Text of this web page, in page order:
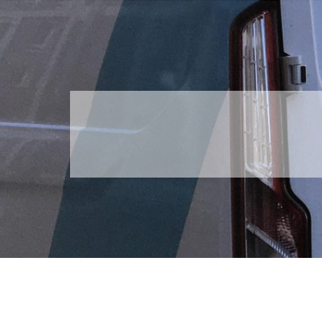
specialize
replica
competitive
Choose